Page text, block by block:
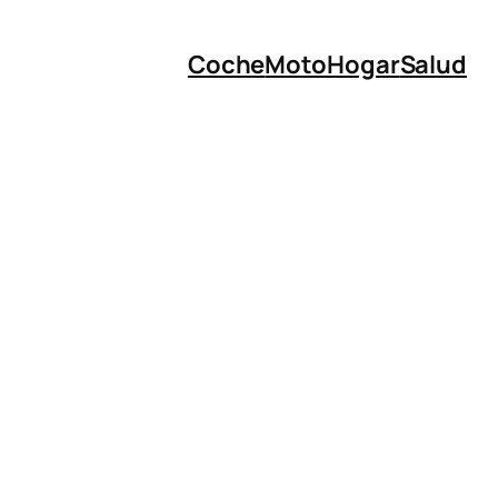
CocheMotoHogarSalud